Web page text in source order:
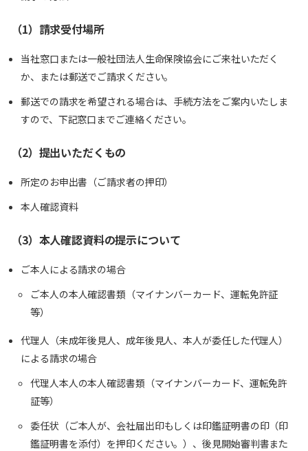
（1）請求受付場所
当社窓口または一般社団法人生命保険協会にご来社いただく
か、または郵送でご請求ください。
郵送での請求を希望される場合は、手続方法をご案内いたしま
すので、下記窓口までご連絡ください。
（2）提出いただくもの
所定のお申出書（ご請求者の押印）
本人確認資料
（3）本人確認資料の提示について
ご本人による請求の場合
ご本人の本人確認書類（マイナンバーカード、運転免許証
等）
代理人（未成年後見人、成年後見人、本人が委任した代理人）
による請求の場合
代理人本人の本人確認書類（マイナンバーカード、運転免許
証等）
委任状（ご本人が、会社届出印もしくは印鑑証明書の印（印
鑑証明書を添付）を押印ください。）、後見開始審判書また